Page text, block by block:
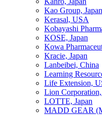
Kao Group, Japan
Kerasal, USA
Kobayashi
KOSE, Japan
Kowa
Kracie, Japan
Lanbeibei, China
Learning
Life Extension,
Lion Corporation,
LOTTE, Japan
MADD GEAR